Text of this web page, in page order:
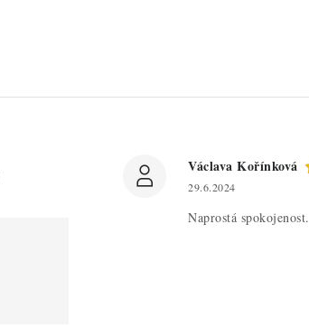
Václava Kořínková
29.6.2024
Naprostá spokojenost.